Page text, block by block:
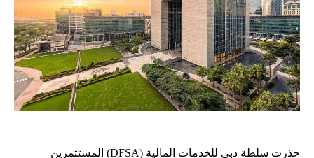
حذرت سلطة دبي للخدمات المالية (DFSA) المستثمرين